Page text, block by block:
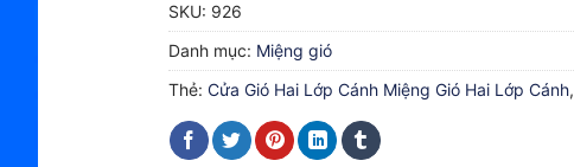
SKU: 926
Danh mục: Miệng gió
Thẻ: Cửa Gió Hai Lớp Cánh Miệng Gió Hai Lớp Cánh,